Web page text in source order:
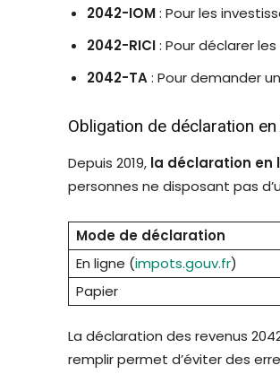
2042-IOM: Pour les
2042-RICI: Pour déclarer
2042-TA: Pour demander
Obligation de déclaration
Depuis 2019, la déclaration en
personnes ne disposant pas
Mode de déclaration
En ligne (impots.gouv.fr)
Papier
La déclaration des revenus
remplir permet d’éviter des